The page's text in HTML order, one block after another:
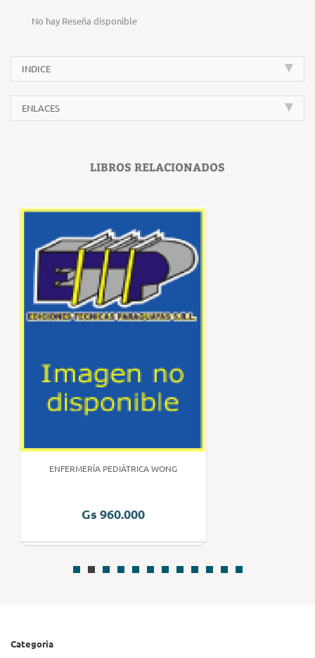
No hay Reseña disponible
INDICE
ENLACES
LIBROS RELACIONADOS
ENFERMERÍA PEDIÁTRICA WONG
Gs 960.000
Categoria